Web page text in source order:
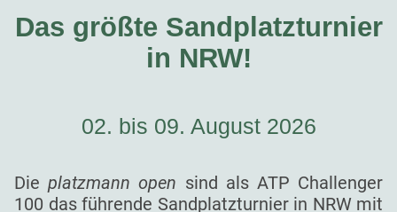
Das größte Sandplatzturnier
in NRW!
02. bis 09. August 2026
Dieplatzmann open sind als ATP Challenger
100 das führende Sandplatzturnier in NRW mit